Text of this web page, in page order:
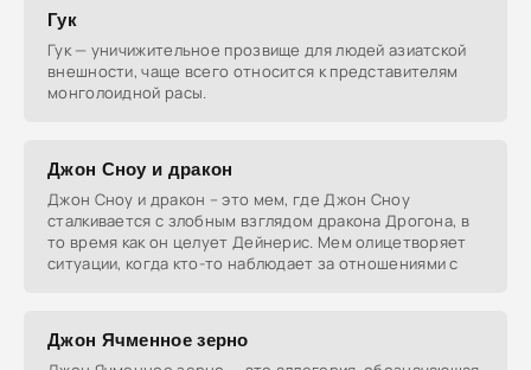
Гук
Гук — уничижительное прозвище для людей азиатской
внешности, чаще всего относится к представителям
монголоидной расы.
Джон Сноу и дракон
Джон Сноу и дракон – это мем, где Джон Сноу
сталкивается с злобным взглядом дракона Дрогона, в
то время как он целует Дейнерис. Мем олицетворяет
ситуации, когда кто-то наблюдает за отношениями с
Джон Ячменное зерно